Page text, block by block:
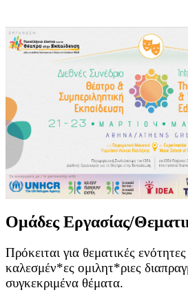
Ομάδες Εργασίας/
Πρόκειται για θεματικές ενότητες
καλεσμέν*ες ομιλητ*ριες
συγκεκριμένα θέματα.